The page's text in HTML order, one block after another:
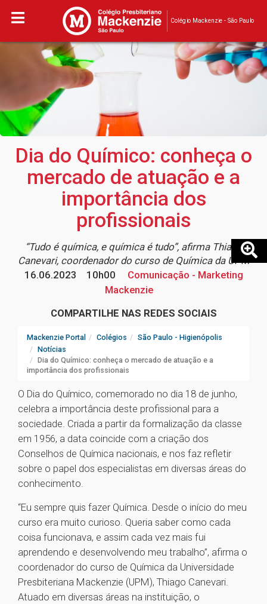
Colégio Mackenzie - São Paulo
Dia do Químico: conheça o
mercado de atuação e a
importância dos
profissionais
“Tudo é química, e química é tudo”, afirma Thiago
Canevari, coordenador do curso de Química da UPM
16.06.2023
10h00
Comunicação - Marketing
Mackenzie
COMPARTILHE NAS REDES SOCIAIS
Mackenzie Portal Colégios
São Paulo - Higienópolis
Notícias
Dia do Químico: conheça o mercado de atuação e a
importância dos profissionais
O Dia do Químico, comemorado no dia 18 de junho,
celebra a importância deste profissional para a
sociedade. Criada a partir da formalização da classe
em 1956, a data coincide com a criação dos
Conselhos de Química nacionais, e nos faz refletir
sobre o papel dos especialistas em diversas áreas do
conhecimento.
“Eu sempre quis fazer Química. Desde o início do meu
curso era muito curioso. Queria saber como cada
coisa funcionava, e assim cada vez mais fui
aprendendo e desenvolvendo meu trabalho”, afirma o
coordenador do curso de Química da Universidade
Presbiteriana Mackenzie (UPM), Thiago Canevari.
Atuado em diversas áreas na instituição, o